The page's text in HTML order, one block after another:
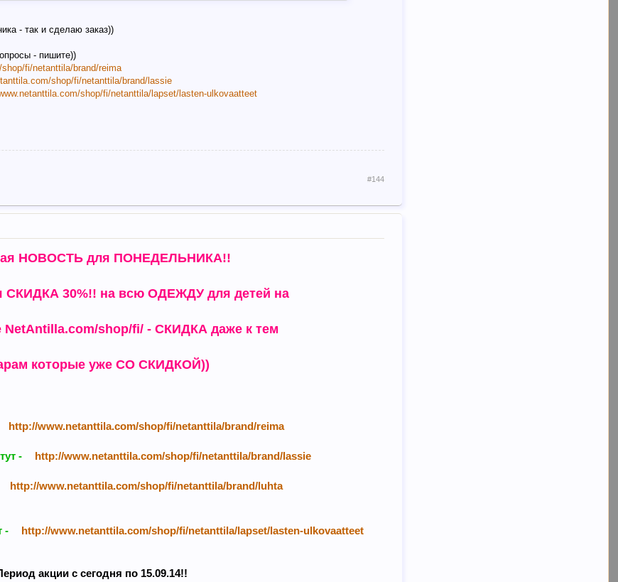
- так и сделаю заказ))
- пишите))
fi/netanttila/brand/reima
shop/fi/netanttila/brand/lassie
shop/fi/netanttila/lapset/lasten-ulkovaatteet
#144
НОВОСТЬ для ПОНЕДЕЛЬНИКА!!
СКИДКА 30%!! на всю ОДЕЖДУ для детей на
NetAntilla.com/shop/fi/ - СКИДКА даже к тем
которые уже СО СКИДКОЙ))
http://www.netanttila.com/shop/fi/netanttila/brand/reima
- http://www.netanttila.com/shop/fi/netanttila/brand/lassie
http://www.netanttila.com/shop/fi/netanttila/brand/luhta
- http://www.netanttila.com/shop/fi/netanttila/lapset/lasten-ulkovaatteet
акции с сегодня по 15.09.14!!